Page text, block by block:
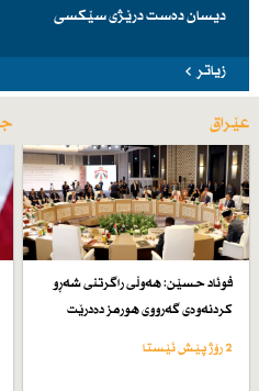
دیسان دەست درێژی سێكسی
زیاتر
عێراق
فوئاد حسێن: هەوڵی راگرتنی شەڕو
كردنەوەی گەرووی هورمز دەدرێت
2 رۆژ پێش ئێستا